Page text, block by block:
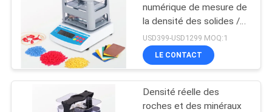
VISITE
D'USINE
CONTRÔLE
numérique de mesure de
la densité des solides /
d'essai de la densité pour
le caoutchouc et le
plastique
USD399-USD1299 MOQ:1
LE CONTACT
Densité réelle des
roches et des minéraux